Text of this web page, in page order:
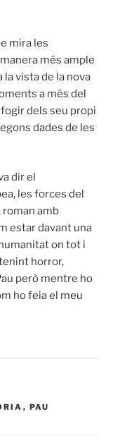
mira les
més ample
la vista de la nova
a més del
dels seu propi
dades de les
dir el
les forces del
amb
estar davant una
on tot i
horror,
però mentre ho
ho feia el meu
, PAU